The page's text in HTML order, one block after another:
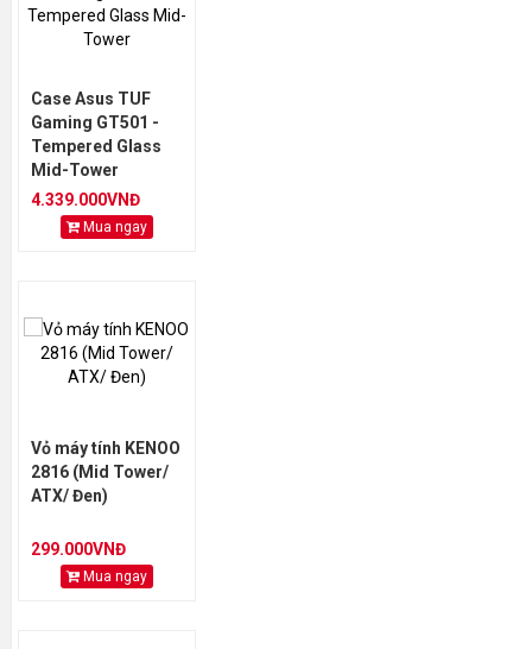
Case Asus TUF
Gaming GT501 -
Tempered Glass
Mid-Tower
4.339.000VNĐ
Mua ngay
Vỏ máy tính KENOO
2816 (Mid Tower/
ATX/ Đen)
299.000VNĐ
Mua ngay